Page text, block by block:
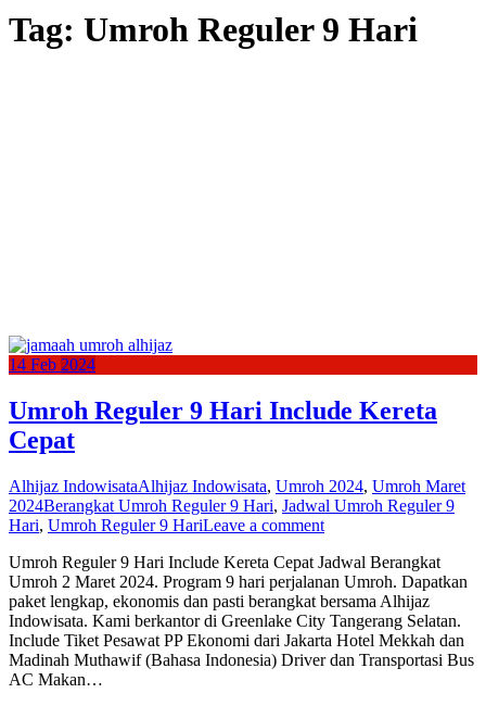
Tag: Umroh Reguler 9 Hari
14 Feb 2024
Umroh Reguler 9 Hari Include Kereta
Cepat
Alhijaz IndowisataAlhijaz Indowisata, Umroh 2024, Umroh Maret
2024Berangkat Umroh Reguler 9 Hari, Jadwal Umroh Reguler 9
Hari, Umroh Reguler 9 HariLeave a comment
Umroh Reguler 9 Hari Include Kereta Cepat Jadwal Berangkat
Umroh 2 Maret 2024. Program 9 hari perjalanan Umroh. Dapatkan
paket lengkap, ekonomis dan pasti berangkat bersama Alhijaz
Indowisata. Kami berkantor di Greenlake City Tangerang Selatan.
Include Tiket Pesawat PP Ekonomi dari Jakarta Hotel Mekkah dan
Madinah Muthawif (Bahasa Indonesia) Driver dan Transportasi Bus
AC Makan…